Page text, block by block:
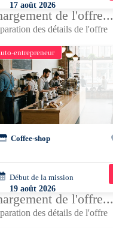
17 août 2026
10h30 - 17h30de l'offre...
des détails de l'offre
entrepreneur
Coffee-shop
Début de la mission
19 août 2026
08h00 - 14h30de l'offre...
des détails de l'offre